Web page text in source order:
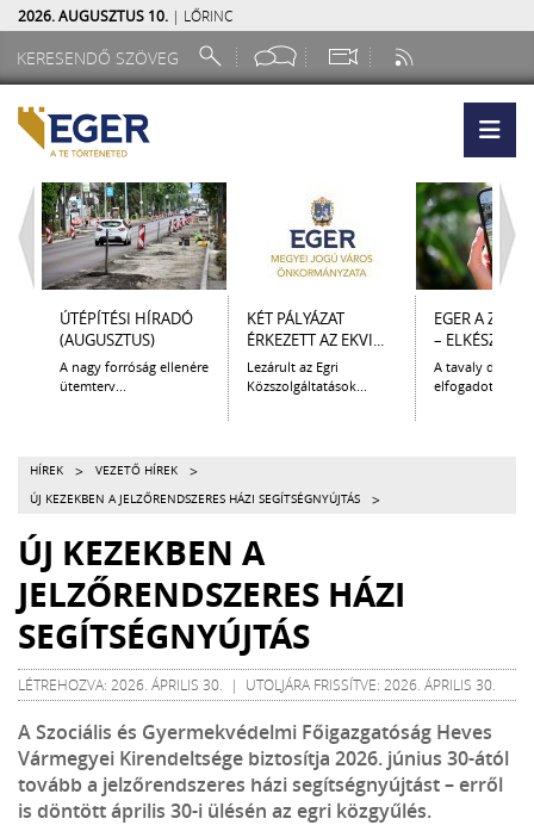
2026. AUGUSZTUS 10. | LŐRINC
ÚTÉPÍTÉSI HÍRADÓ
(AUGUSZTUS)
A nagy forróság ellenére
ütemterv...
KÉT PÁLYÁZAT
ÉRKEZETT AZ EKVI...
Lezárult az Egri
Közszolgáltatások...
EGER A
– ELKÉSZÜLT
A tavaly
elfogadott
HÍREK > VEZETŐ HÍREK >
ÚJ KEZEKBEN A JELZŐRENDSZERES HÁZI SEGÍTSÉGNYÚJTÁS >
ÚJ KEZEKBEN A
JELZŐRENDSZERES HÁZI
SEGÍTSÉGNYÚJTÁS
LÉTREHOZVA: 2026. ÁPRILIS 30. | UTOLJÁRA FRISSÍTVE: 2026. ÁPRILIS 30.
A Szociális és Gyermekvédelmi Főigazgatóság Heves
Vármegyei Kirendeltsége biztosítja 2026. június 30-ától
tovább a jelzőrendszeres házi segítségnyújtást – erről
is döntött április 30-i ülésén az egri közgyűlés.